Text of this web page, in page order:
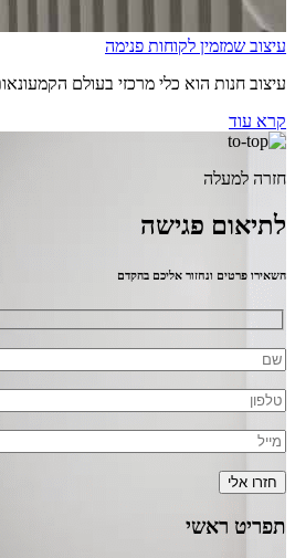
עיצוב שמזמין לקוחות פנימה
עיצוב חנות הוא כלי מרכזי בעולם
קרא עוד
חזרה למעלה
לתיאום פגישה
השאירו פרטים ונחזור אליכם בהקדם
תפריט ראשי